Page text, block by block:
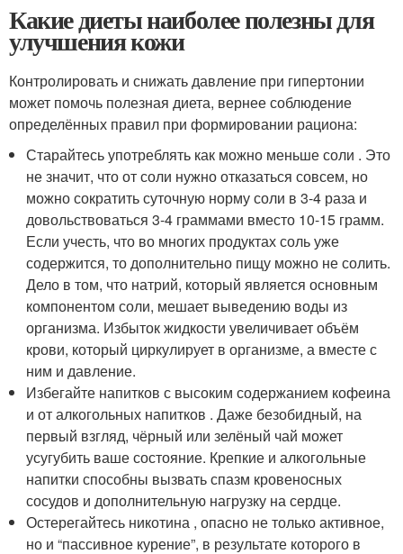
Какие диеты наиболее полезны для
улучшения кожи
Контролировать и снижать давление при гипертонии
может помочь полезная диета, вернее соблюдение
определённых правил при формировании рациона:
Старайтесь употреблять как можно меньше соли . Это
не значит, что от соли нужно отказаться совсем, но
можно сократить суточную норму соли в 3-4 раза и
довольствоваться 3-4 граммами вместо 10-15 грамм.
Если учесть, что во многих продуктах соль уже
содержится, то дополнительно пищу можно не солить.
Дело в том, что натрий, который является основным
компонентом соли, мешает выведению воды из
организма. Избыток жидкости увеличивает объём
крови, который циркулирует в организме, а вместе с
ним и давление.
Избегайте напитков с высоким содержанием кофеина
и от алкогольных напитков . Даже безобидный, на
первый взгляд, чёрный или зелёный чай может
усугубить ваше состояние. Крепкие и алкогольные
напитки способны вызвать спазм кровеносных
сосудов и дополнительную нагрузку на сердце.
Остерегайтесь никотина , опасно не только активное,
но и “пассивное курение”, в результате которого в